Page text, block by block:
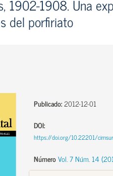
1902-1908. Una
del porfiriato
Publicado:2012-12-01
DOI:
https://doi.org/10.22201/
NúmeroVol. 7 Núm. 14